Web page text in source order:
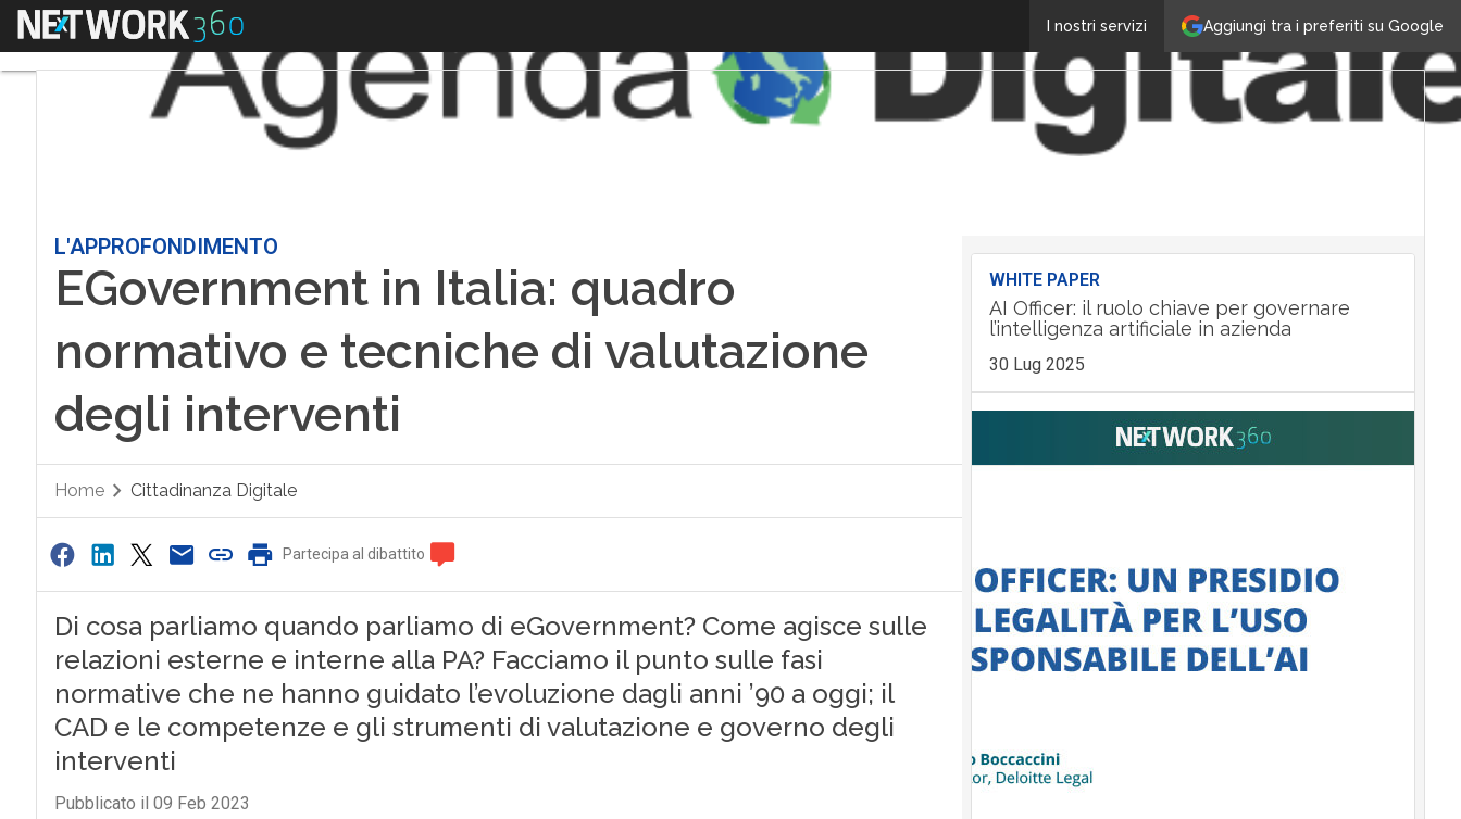
Aggiungi tra i preferiti su Google
I nostri servizi
Menu
L'APPROFONDIMENTO
EGovernment in Italia: quadro
normativo e tecniche di valutazione
degli interventi
Home Cittadinanza Digitale
Partecipa al dibattito
Di cosa parliamo quando parliamo di eGovernment? Come agisce sulle
relazioni esterne e interne alla PA? Facciamo il punto sulle fasi
normative che ne hanno guidato l’evoluzione dagli anni ’90 a oggi; il
CAD e le competenze e gli strumenti di valutazione e governo degli
interventi
Pubblicato il 09 Feb 2023
WHITE PAPER
AI Officer: il ruolo chiave per governare
l’intelligenza artificiale in azienda
30 Lug 2025